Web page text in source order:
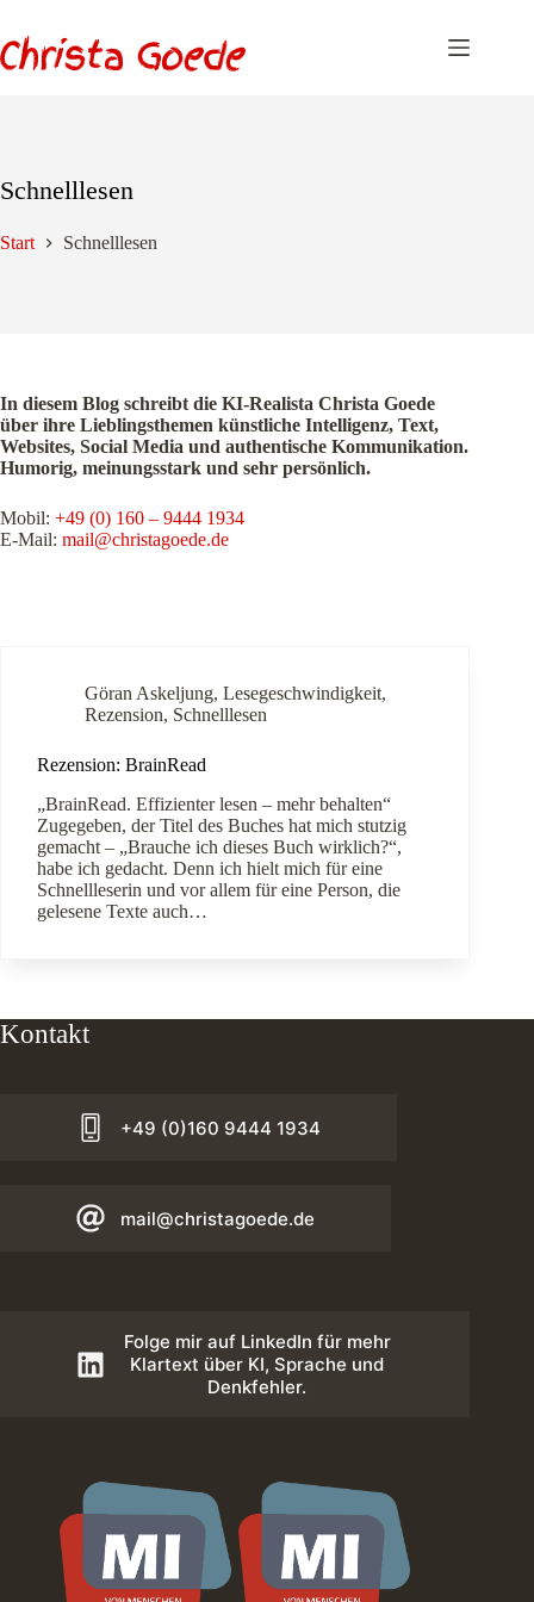
springen
Schnelllesen
Start Schnelllesen
In diesem Blog schreibt die KI-Realista Christa Goede
über ihre Lieblingsthemen künstliche Intelligenz, Text,
Websites, Social Media und authentische Kommunikation.
Humorig, meinungsstark und sehr persönlich.
Mobil: +49 (0) 160 – 9444 1934
E-Mail: mail@christagoede.de
Göran Askeljung, Lesegeschwindigkeit,
Rezension, Schnelllesen
Rezension: BrainRead
„BrainRead. Effizienter lesen – mehr behalten“
Zugegeben, der Titel des Buches hat mich stutzig
gemacht – „Brauche ich dieses Buch wirklich?“,
habe ich gedacht. Denn ich hielt mich für eine
Schnellleserin und vor allem für eine Person, die
gelesene Texte auch…
Kontakt
+49 (0)160 9444 1934
mail@christagoede.de
Folge mir auf LinkedIn für mehr
Klartext über KI, Sprache und
Denkfehler.